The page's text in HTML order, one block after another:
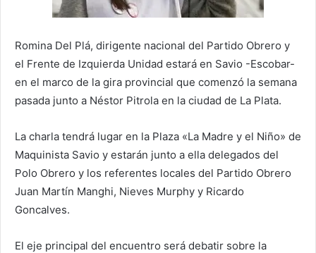
Romina Del Plá, dirigente nacional del Partido Obrero y
el Frente de Izquierda Unidad estará en Savio -Escobar-
en el marco de la gira provincial que comenzó la semana
pasada junto a Néstor Pitrola en la ciudad de La Plata.
La charla tendrá lugar en la Plaza «La Madre y el Niño» de
Maquinista Savio y estarán junto a ella delegados del
Polo Obrero y los referentes locales del Partido Obrero
Juan Martín Manghi, Nieves Murphy y Ricardo
Goncalves.
El eje principal del encuentro será debatir sobre la